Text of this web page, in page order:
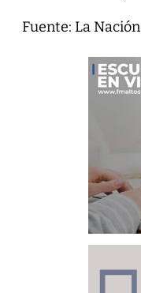
Fuente: La Nación